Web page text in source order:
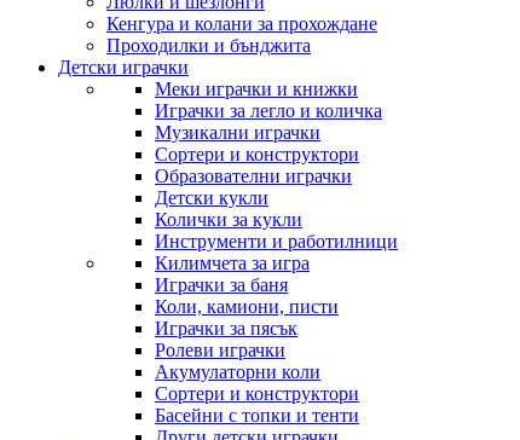
Кенгура и колани за прохождане
Проходилки и бънджита
Детски играчки
Меки играчки и книжки
Играчки за легло и количка
Музикални играчки
Сортери и конструктори
Образователни играчки
Детски кукли
Колички за кукли
Инструменти и работилници
Килимчета за игра
Играчки за баня
Коли, камиони, писти
Играчки за пясък
Ролеви играчки
Акумулаторни коли
Сортери и конструктори
Басейни с топки и тенти